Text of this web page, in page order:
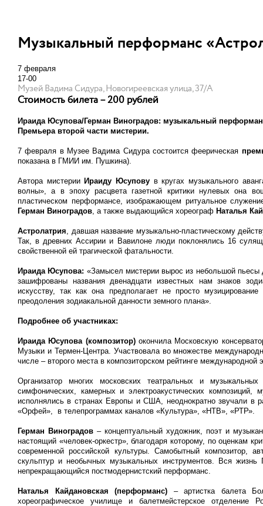
Музыкальный перформанс
7 февраля
17-00
Музей Вадима Сидура, Новогиреевская улица, 37/А
Стоимость билета – 200 рублей
Ираида Юсупова/Герман Виноградов: музыкальный
Премьера второй части мистерии.
7 февраля в Музее Вадима Сидура состоится феерическая
показана в ГМИИ им. Пушкина).
Автора мистерииИраиду Юсупову в кругах музыкального
волны», а в эпоху расцвета газетной критики нулевых она
пластическом перформансе, изображающем ритуальное
Герман Виноградов, а также выдающийся хореограф Наталья
Астролатрия, давшая название музыкально-пластическому
Так, в древних Ассирии и Вавилоне люди поклонялись 16
свойственной ей трагической фатальности.
Ираида Юсупова: «Замысел мистерии вырос из небольшой
зашифрованы названия двенадцати известных нам знаков
искусству, так как она предполагает не просто
преодоления зодиакальной данности земного плана».
Подробнее об участниках:
Ираида Юсупова (композитор)окончила Московскую
Музыки и Термен-Центра. Участвовала во множестве
числе – второго места в композиторском рейтинге
Организатор многих московских театральных и
симфонических, камерных и электроакустических
исполнялись в странах Европы и США, неоднократно звучали в
«Орфей», в телепрограммах каналов «Культура», «НТВ», «РТР».
Герман Виноградов – концептуальный художник, поэт и
настоящий «человек-оркестр», благодаря которому, по оценкам
современной российской культуры. Самобытный композитор,
скульптур и необычных музыкальных инструментов. Вся
непрекращающийся постмодернистский перформанс.
Наталья Кайдановская (перформанс) – артистка балета
хореографическое училище и балетмейстерское отделение